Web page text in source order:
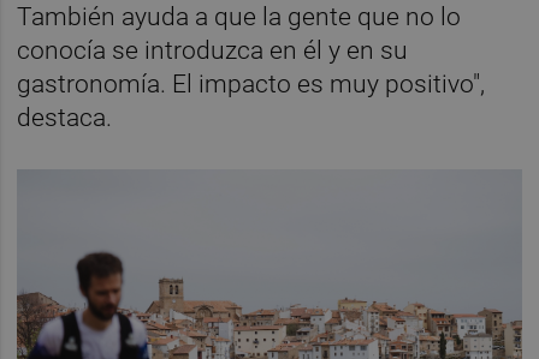
También ayuda a que la gente que no lo
conocía se introduzca en él y en su
gastronomía. El impacto es muy positivo",
destaca.